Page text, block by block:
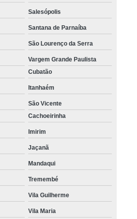
Salesópolis
Santana de Parnaíba
São Lourenço da Serra
Vargem Grande Paulista
Cubatão
Itanhaém
São Vicente
Cachoeirinha
Imirim
Jaçanã
Mandaqui
Tremembé
Vila Guilherme
Vila Maria